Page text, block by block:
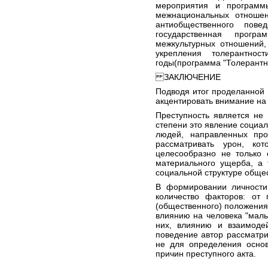
мероприятия и
межнациональных
антиобщественного
государственная
межкультурных
укрепления
годы(программа
ЗАКЛЮЧЕНИЕ
Подводя итог
акцентировать внимание
Преступность является
степени это явление
людей, направленных
рассматривать урон,
целесообразно не
материального ущерба,
социальной структуре
В формировании
количество факторов: от
(общественного)
влиянию на человека
них, влиянию и
поведение автор
не для определения
причин преступного акта.